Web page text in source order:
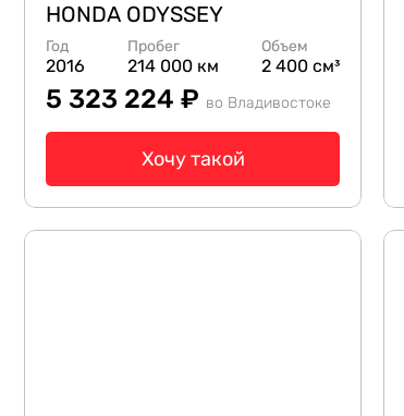
HONDA ODYSSEY
Год
2016
Пробег
214 000 км
Объем
2 400 см³
5 323 224 ₽ во Владивостоке
Хочу такой